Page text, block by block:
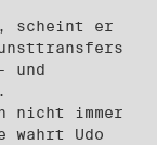
scheint er
und
nicht immer
wahrt Udo